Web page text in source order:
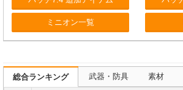
ミニオン一覧
総合ランキング 武器・防具 素材